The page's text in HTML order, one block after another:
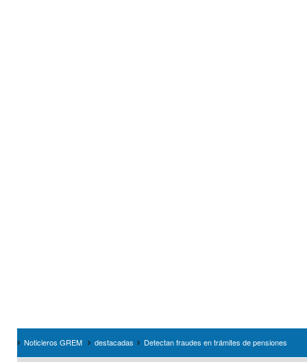
Noticieros GREM destacadas Detectan fraudes en trámites de pensiones